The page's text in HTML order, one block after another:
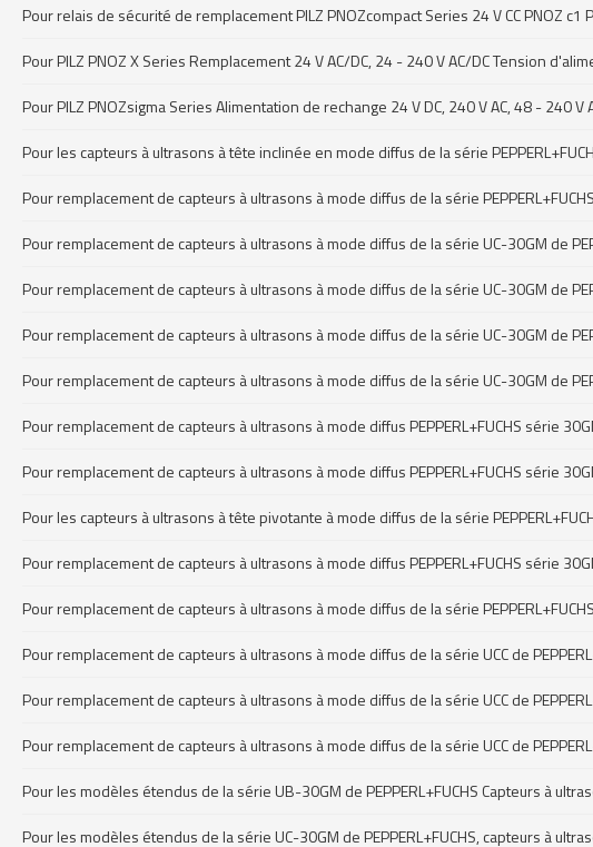
Pour relais de sécurité de remplacement PILZ PNOZcompact Series 24 V CC PNOZ c1
Pour PILZ PNOZ X Series Remplacement 24 V AC/DC, 24 - 240 V AC/DC Tension
Pour PILZ PNOZsigma Series Alimentation de rechange 24 V DC, 240 V AC, 48 - 240
Pour les capteurs à ultrasons à tête inclinée en mode diffus de la série
Pour remplacement de capteurs à ultrasons à mode diffus de la série
Pour remplacement de capteurs à ultrasons à mode diffus de la série UC-30GM de
Pour remplacement de capteurs à ultrasons à mode diffus de la série UC-30GM de
Pour remplacement de capteurs à ultrasons à mode diffus de la série UC-30GM de
Pour remplacement de capteurs à ultrasons à mode diffus de la série UC-30GM de
Pour remplacement de capteurs à ultrasons à mode diffus PEPPERL+FUCHS série
Pour remplacement de capteurs à ultrasons à mode diffus PEPPERL+FUCHS série
Pour les capteurs à ultrasons à tête pivotante à mode diffus de la série
Pour remplacement de capteurs à ultrasons à mode diffus PEPPERL+FUCHS série
Pour remplacement de capteurs à ultrasons à mode diffus de la série
Pour remplacement de capteurs à ultrasons à mode diffus de la série UCC de
Pour remplacement de capteurs à ultrasons à mode diffus de la série UCC de
Pour remplacement de capteurs à ultrasons à mode diffus de la série UCC de
Pour les modèles étendus de la série UB-30GM de PEPPERL+FUCHS Capteurs à
Pour les modèles étendus de la série UC-30GM de PEPPERL+FUCHS, capteurs à